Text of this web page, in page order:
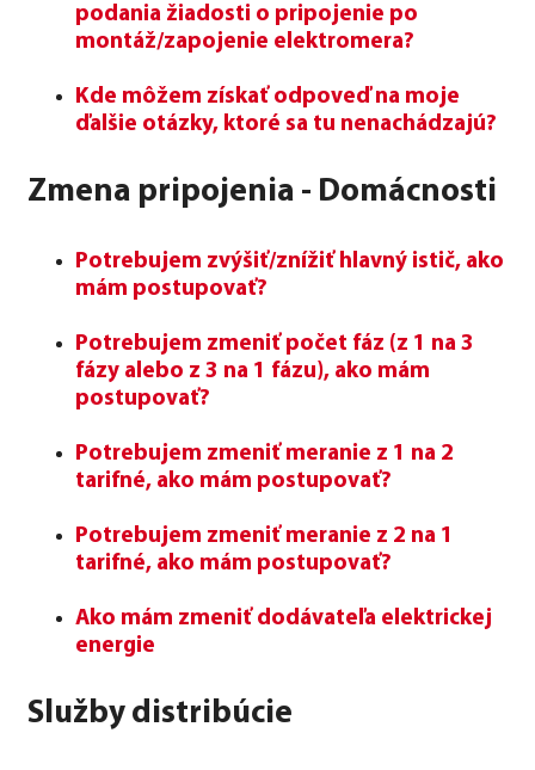
podania žiadosti o pripojenie po
montáž/zapojenie elektromera?
Kde môžem získať odpoveď na moje
ďalšie otázky, ktoré sa tu nenachádzajú?
Zmena pripojenia - Domácnosti
Potrebujem zvýšiť/znížiť hlavný istič, ako
mám postupovať?
Potrebujem zmeniť počet fáz (z 1 na 3
fázy alebo z 3 na 1 fázu), ako mám
postupovať?
Potrebujem zmeniť meranie z 1 na 2
tarifné, ako mám postupovať?
Potrebujem zmeniť meranie z 2 na 1
tarifné, ako mám postupovať?
Ako mám zmeniť dodávateľa elektrickej
energie
Služby distribúcie